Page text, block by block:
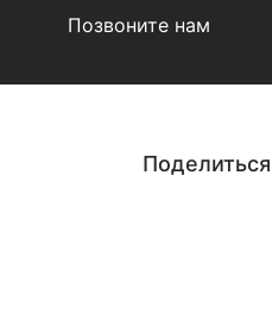
Позвоните нам